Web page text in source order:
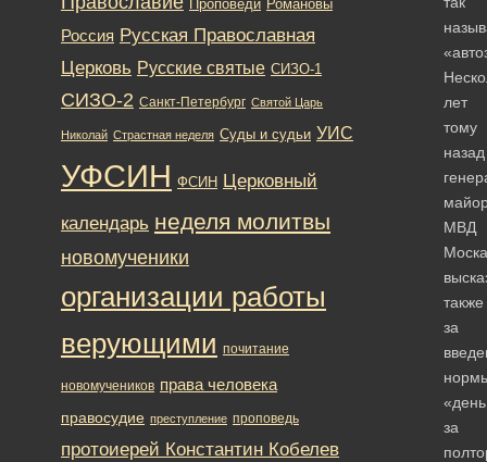
лет
тому
назад
МВД
также
за
«день
за
Проповеди Романовы
Россия Русская Православная
Церковь Русские святые СИЗО-1
СИЗО-2 Санкт-Петербург Святой Царь
Николай Страстная неделя Суды и судьи УИС
УФСИН ФСИН Церковный
календарь неделя молитвы
новомученики
организации работы
верующими почитание
новомучеников права человека
правосудие преступление проповедь
протоиерей Константин Кобелев